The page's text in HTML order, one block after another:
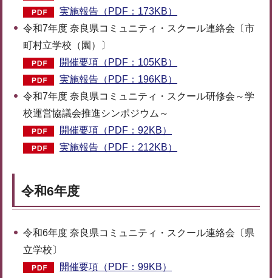
実施報告（PDF：173KB）
令和7年度 奈良県コミュニティ・スクール連絡会〔市
町村立学校（園）〕
開催要項（PDF：105KB）
実施報告（PDF：196KB）
令和7年度 奈良県コミュニティ・スクール研修会～学
校運営協議会推進シンポジウム～
開催要項（PDF：92KB）
実施報告（PDF：212KB）
令和6年度
令和6年度 奈良県コミュニティ・スクール連絡会〔県
立学校〕
開催要項（PDF：99KB）